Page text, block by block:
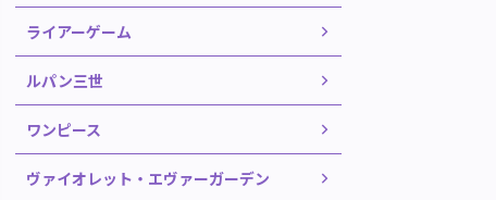
ライアーゲーム
ルパン三世
ワンピース
ヴァイオレット・エヴァーガーデン